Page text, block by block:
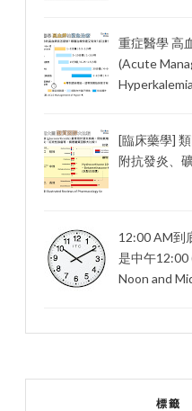
重症醫學 高
(Acute
[臨床藥學]
附抗發炎、
12:00 AM到
是中午12:00
Noon and
標籤